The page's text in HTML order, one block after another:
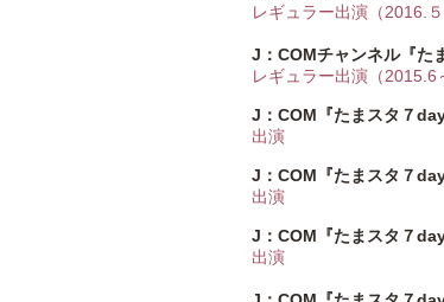
レギュラー出演（2016.５
J：COMチャンネル『た
レギュラー出演（2015.6
J：COM『たまスタ７
出演
J：COM『たまスタ７
出演
J：COM『たまスタ７
出演